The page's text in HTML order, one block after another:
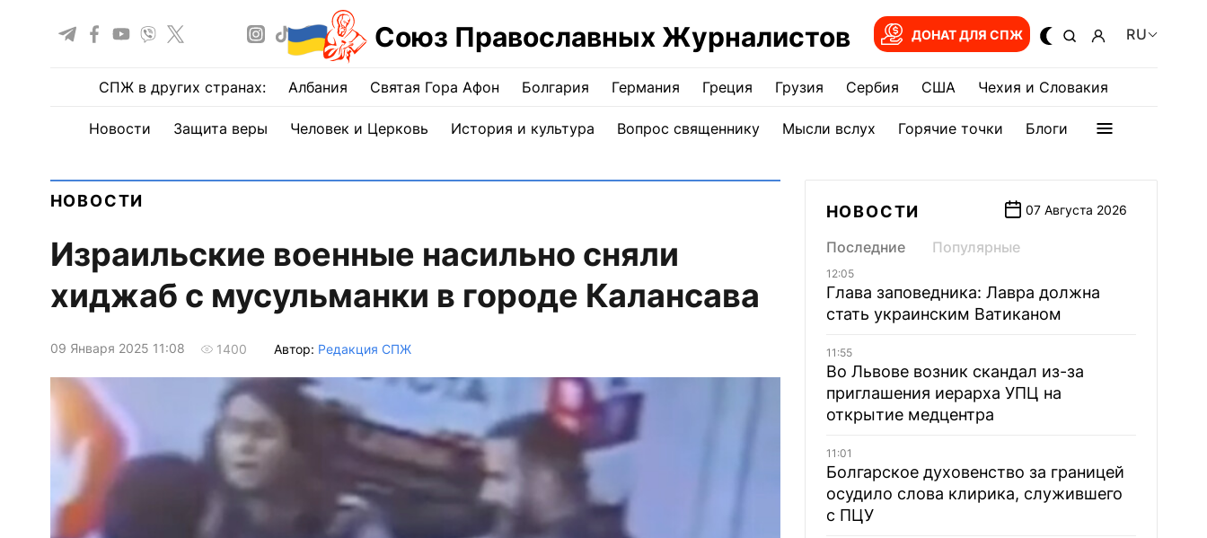
Союз Православных Журналистов ДОНАТ ДЛЯ СПЖ RU
СПЖ в других странах: Албания Святая Гора Афон Болгария Германия Греция Грузия Сербия США Чехия и Словакия
Новости Защита веры Человек и Церковь История и культура Вопрос священнику Мысли вслух Горячие точки Блоги
НОВОСТИ
Израильские военные насильно сняли
хиджаб с мусульманки в городе Калансава
09 Января 2025 11:08 1400 Автор: Редакция СПЖ
НОВОСТИ 07 Августа 2026
Последние Популярные
12:05
Глава заповедника: Лавра должна
стать украинским Ватиканом
11:55
Во Львове возник скандал из-за
приглашения иерарха УПЦ на
открытие медцентра
11:01
Болгарское духовенство за границей
осудило слова клирика, служившего
с ПЦУ